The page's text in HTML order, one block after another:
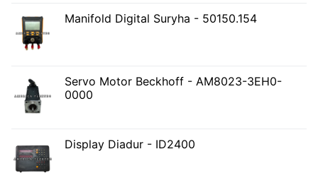
Manifold Digital Suryha - 50150.154
Servo Motor Beckhoff - AM8023-3EH0-
0000
Display Diadur - ID2400